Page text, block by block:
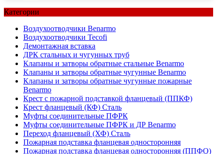
Категории
Воздухоотводчики Benarmo
Воздухоотводчики Tecofi
Демонтажная вставка
ДРК стальных и чугунных труб
Клапаны и затворы обратные стальные Benarmo
Клапаны и затворы обратные чугунные Benarmo
Клапаны и затворы обратные чугунные пожарные
Benarmo
Крест с пожарной подставкой фланцевый (ППКФ)
Крест фланцевый (КФ) Сталь
Муфты соединительные ПФРК
Муфты соединительные ПФРК и ДР Benarmo
Переход фланцевый (ХФ) Сталь
Пожарная подставка фланцевая односторонняя
Пожарная подставка фланцевая односторонняя (ППФО)